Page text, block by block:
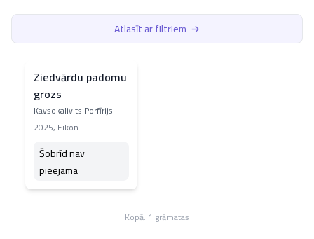
Atlasīt ar filtriem →
Ziedvārdu padomu
grozs
Kavsokalivits Porfīrijs
2025, Eikon
Šobrīd nav
pieejama
Kopā: 1 grāmatas